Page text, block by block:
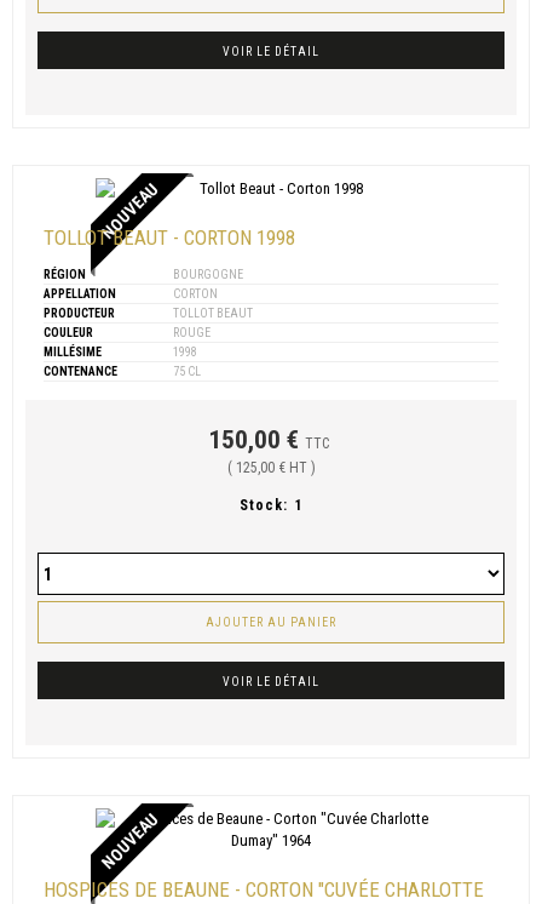
VOIR LE DÉTAIL
NOUVEAU
TOLLOT BEAUT - CORTON 1998
RÉGION
BOURGOGNE
APPELLATION
CORTON
PRODUCTEUR
TOLLOT BEAUT
COULEUR
ROUGE
MILLÉSIME
1998
CONTENANCE
75 CL
150,00 € TTC
( 125,00 € HT )
Stock: 1
AJOUTER AU PANIER
VOIR LE DÉTAIL
NOUVEAU
HOSPICES DE BEAUNE - CORTON "CUVÉE CHARLOTTE